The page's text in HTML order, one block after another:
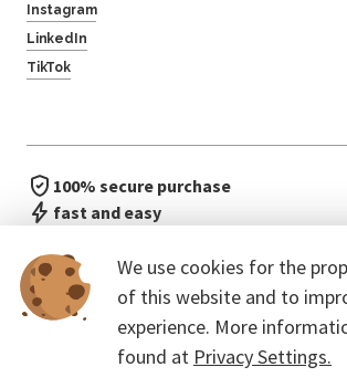
We use cookies for the
of this website and to
experience. More
found at Privacy Settings.
Instagram
LinkedIn
TikTok
100% secure purchase
fast and easy